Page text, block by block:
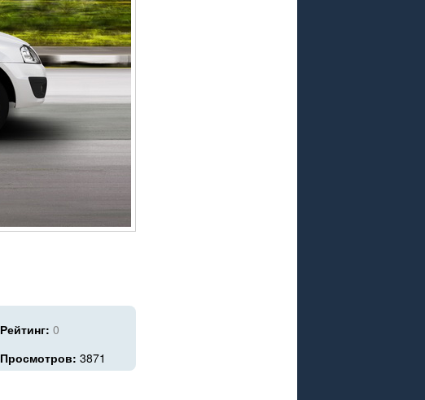
Рейтинг: 0
Просмотров: 3871